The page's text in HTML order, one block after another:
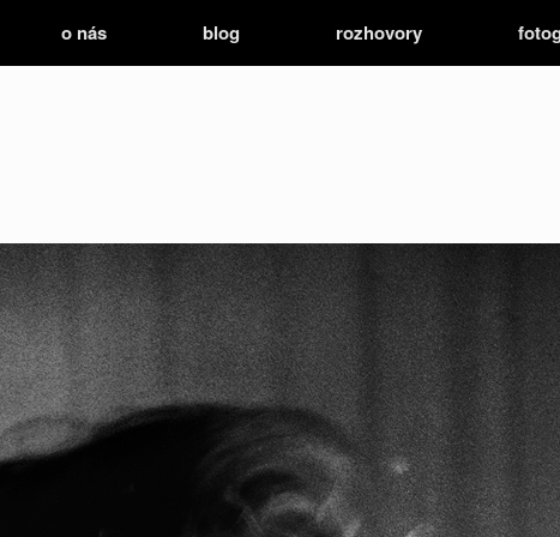
o nás blog rozhovory